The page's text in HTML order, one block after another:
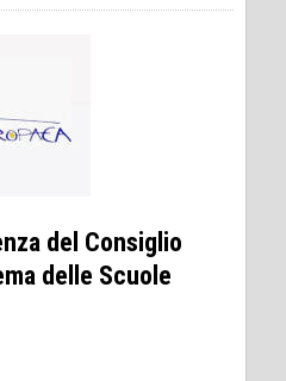
del Consiglio
delle Scuole